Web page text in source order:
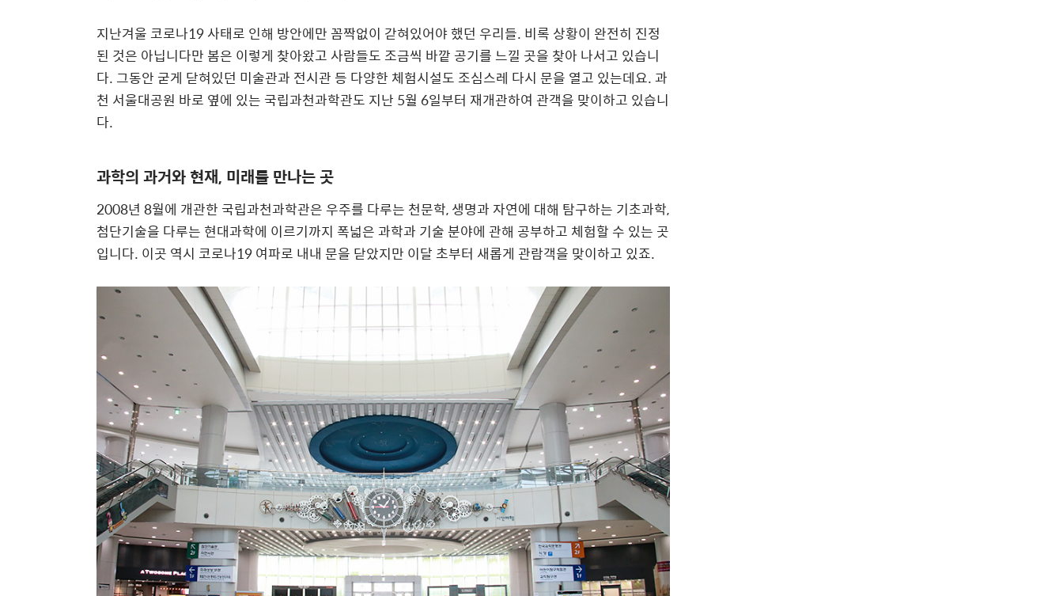
지난겨울 코로나19 사태로 인해 방안에만 꼼짝없이 갇혀있어야 했던 우리들. 비록 상황이 완전히 진정
된 것은 아닙니다만 봄은 이렇게 찾아왔고 사람들도 조금씩 바깥 공기를 느낄 곳을 찾아 나서고 있습니
다. 그동안 굳게 닫혀있던 미술관과 전시관 등 다양한 체험시설도 조심스레 다시 문을 열고 있는데요. 과
천 서울대공원 바로 옆에 있는 국립과천과학관도 지난 5월 6일부터 재개관하여 관객을 맞이하고 있습니
다.
과학의 과거와 현재, 미래를 만나는 곳
2008년 8월에 개관한 국립과천과학관은 우주를 다루는 천문학, 생명과 자연에 대해 탐구하는 기초과학,
첨단기술을 다루는 현대과학에 이르기까지 폭넓은 과학과 기술 분야에 관해 공부하고 체험할 수 있는 곳
입니다. 이곳 역시 코로나19 여파로 내내 문을 닫았지만 이달 초부터 새롭게 관람객을 맞이하고 있죠.